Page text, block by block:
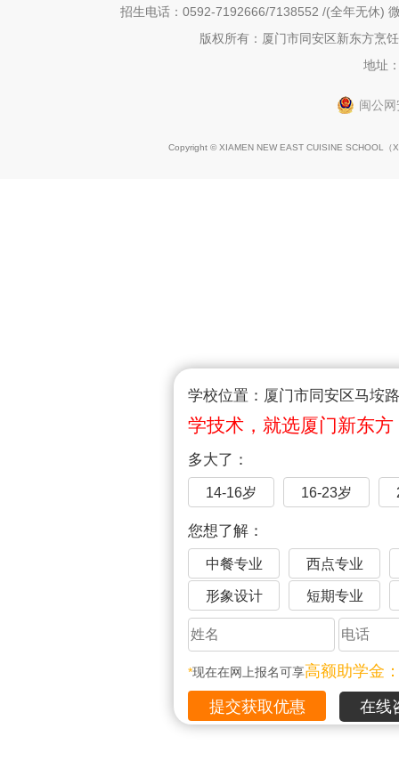
学校位置：厦门市同安区马垵
学技术，就选厦门新东方
多大了：
14-16岁 16-23岁
您想了解：
中餐专业 西点专业
形象设计 短期专业
*现在在网上报名可享高额助学金
在线
招生电话：0592-7192666/7138552 /(全年无休)
版权所有：厦门市同安区新东方烹
地址
闽公
Copyright © XIAMEN NEW EAST CUISINE SCHOOL（